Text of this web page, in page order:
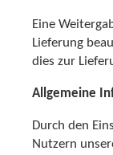
Eine
Lieferung
dies zur
Allgemeine
Durch den
Nutzern